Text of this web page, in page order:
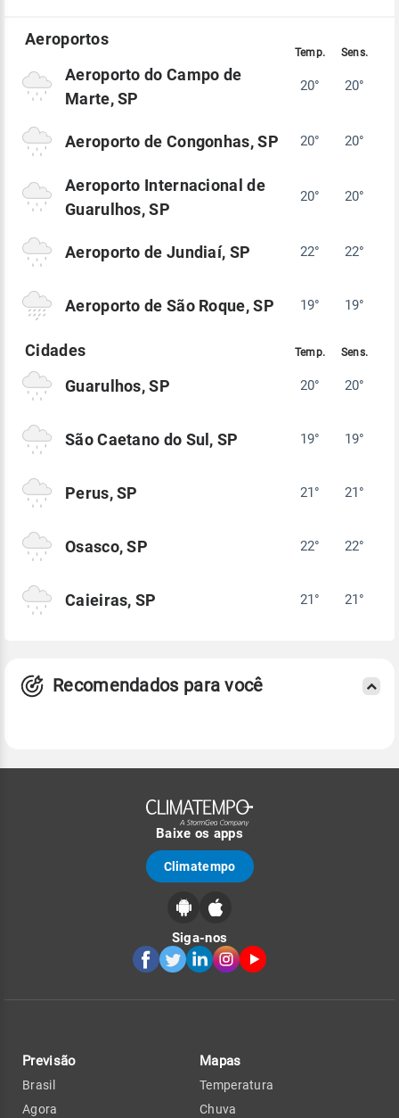
Aeroporto do Campo de
Marte, SP
20° 20°
Aeroporto de Congonhas, SP 20° 20°
Aeroporto Internacional de
Guarulhos, SP
20° 20°
Aeroporto de Jundiaí, SP 22° 22°
Aeroporto de São Roque, SP 19° 19°
Guarulhos, SP 20° 20°
São Caetano do Sul, SP 19° 19°
Perus, SP 21° 21°
Osasco, SP 22° 22°
Caieiras, SP 21° 21°
Recomendados para você
Baixe os apps
Climatempo
Siga-nos
Previsão
Brasil
Agora
Mapas
Temperatura
Chuva